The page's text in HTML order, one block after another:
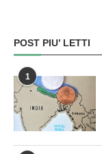
POST PIU’ LETTI
1